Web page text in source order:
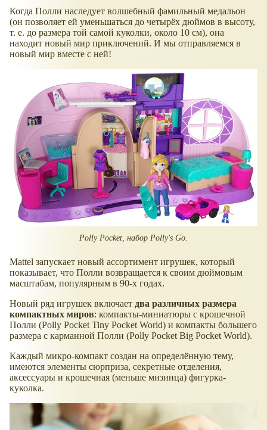
Когда Полли наследует волшебный фамильный медальон
(он позволяет ей уменьшаться до четырёх дюймов в высоту,
т. е. до размера той самой куколки, около 10 см), она
находит новый мир приключений. И мы отправляемся в
новый мир вместе с ней!
Polly Pocket, набор Polly's Go.
Mattel запускает новый ассортимент игрушек, который
показывает, что Полли возвращается к своим дюймовым
масштабам, популярным в 90-х годах.
Новый ряд игрушек включает два различных размера
компактных миров: компакты-миниатюры с крошечной
Полли (Polly Pocket Tiny Pocket World) и компакты большего
размера с карманной Полли (Polly Pocket Big Pocket World).
Каждый микро-компакт создан на определённую тему,
имеются элементы сюрприза, секретные отделения,
аксессуары и крошечная (меньше мизинца) фигурка-
куколка.